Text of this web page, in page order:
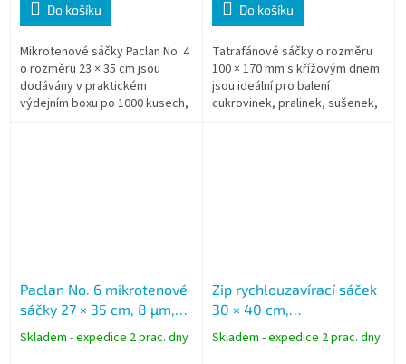
Do košíku
Mikrotenové sáčky Paclan No. 4
o rozměru 23 × 35 cm jsou
dodávány v praktickém
výdejním boxu po 1000 kusech,
Do košíku
Tatrafánové sáčky o rozměru
100 × 170 mm s křížovým dnem
jsou ideální pro balení
cukrovinek, pralinek, sušenek,
Paclan No. 6 mikrotenové
sáčky 27 × 35 cm, 8 µm,
1000 ks
Skladem - expedice 2 prac. dny
Zip rychlouzavírací sáček
30 × 40 cm,
transparentní, LDPE, 100
Skladem - expedice 2 prac. dny